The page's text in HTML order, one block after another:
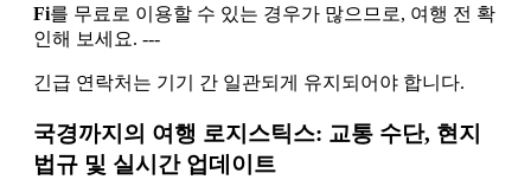
Fi를 무료로 이용할 수 있는 경우가 많으므로, 여행 전 확
인해 보세요. ---
긴급 연락처는 기기 간 일관되게 유지되어야 합니다.
국경까지의 여행 로지스틱스: 교통 수단, 현지
법규 및 실시간 업데이트